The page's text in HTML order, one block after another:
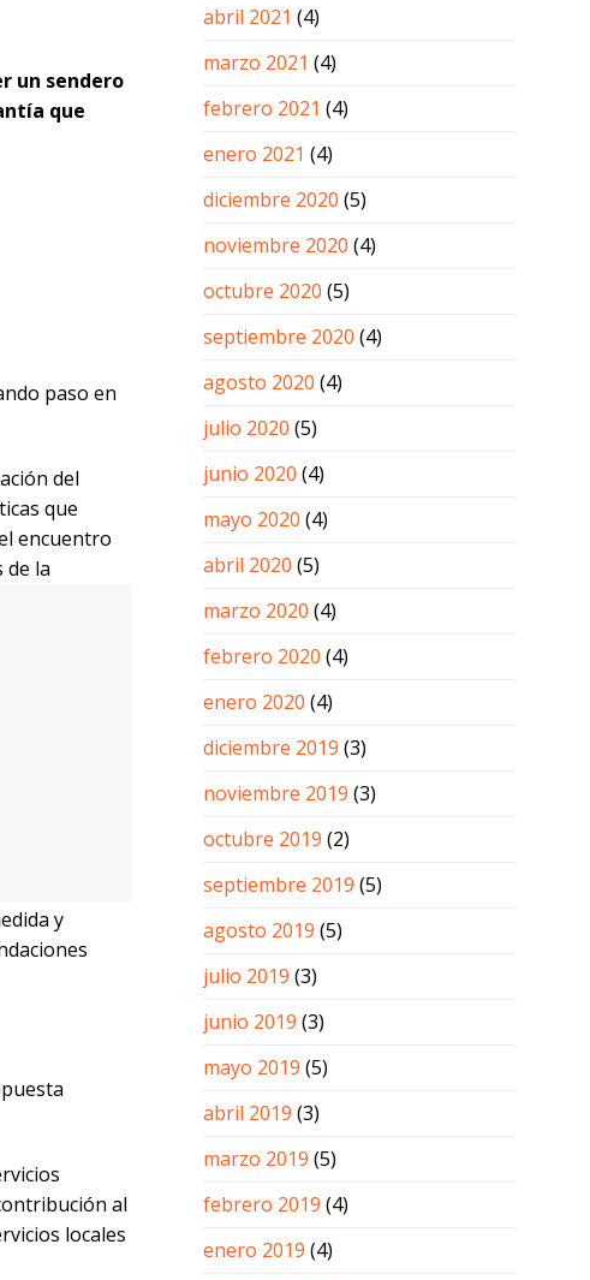
un sendero
que
paso en
del
que
encuentro
de la
y
al
locales
abril 2021 (4)
marzo 2021 (4)
febrero 2021 (4)
enero 2021 (4)
diciembre 2020 (5)
noviembre 2020 (4)
octubre 2020 (5)
septiembre 2020 (4)
agosto 2020 (4)
julio 2020 (5)
junio 2020 (4)
mayo 2020 (4)
abril 2020 (5)
marzo 2020 (4)
febrero 2020 (4)
enero 2020 (4)
diciembre 2019 (3)
noviembre 2019 (3)
octubre 2019 (2)
septiembre 2019 (5)
agosto 2019 (5)
julio 2019 (3)
junio 2019 (3)
mayo 2019 (5)
abril 2019 (3)
marzo 2019 (5)
febrero 2019 (4)
enero 2019 (4)